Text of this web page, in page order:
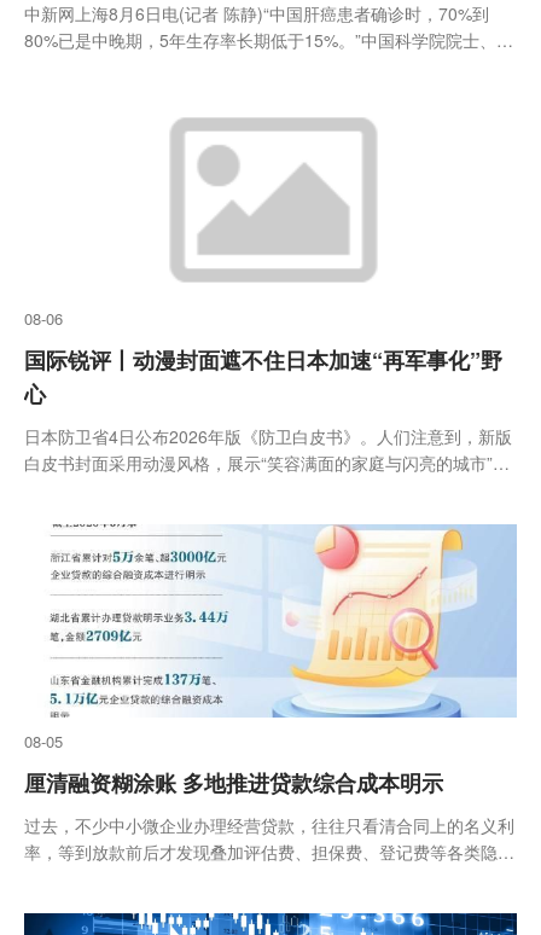
中新网上海8月6日电(记者 陈静)“中国肝癌患者确诊时，70%到
80%已是中晚期，5年生存率长期低于15%。”中国科学院院士、复
08-06
国际锐评丨动漫封面遮不住日本加速“再军事化”野
心
日本防卫省4日公布2026年版《防卫白皮书》。人们注意到，新版
白皮书封面采用动漫风格，展示“笑容满面的家庭与闪亮的城市”。
08-05
厘清融资糊涂账 多地推进贷款综合成本明示
过去，不少中小微企业办理经营贷款，往往只看清合同上的名义利
率，等到放款前后才发现叠加评估费、担保费、登记费等各类隐性